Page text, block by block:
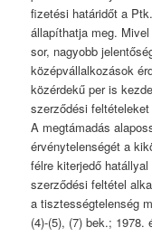
fizetési határidőt a
állapíthatja meg.
sor, nagyobb
középvállalkozások
közérdekű per is
szerződési
A megtámadás
érvénytelenségét a
félre kiterjedő
szerződési feltétel
a tisztességtelenség
(4)-(5), (7) bek.;